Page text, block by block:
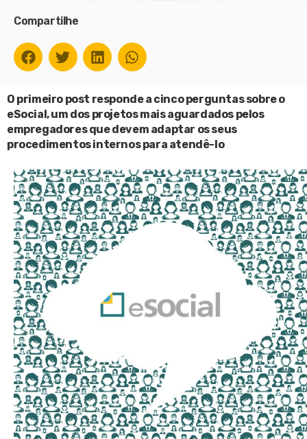
Compartilhe
O primeiro post responde a cinco perguntas sobre o
eSocial, um dos projetos mais aguardados pelos
empregadores que devem adaptar os seus
procedimentos internos para atendê-lo